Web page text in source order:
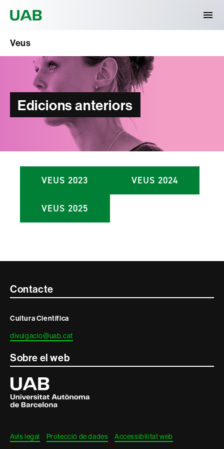
Veus
Edicions anteriors
VEUS 2023 VEUS 2024
VEUS 2025
Contacte
informació
legal
Contacte
Cultura Científica
divulgacio@uab.cat
Sobre el web
Universitat
Autònoma
de
Barcelona
Avís legal Protecció de dades Accessibilitat web